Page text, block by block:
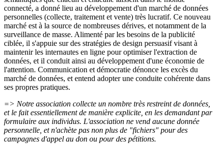
connecté, a donné lieu au développement d'un marché de données
personnelles (collecte, traitement et vente) très lucratif. Ce nouveau
marché est à la source de nombreuses dérives, et notamment de la
surveillance de masse. Alimenté par les besoins de la publicité
ciblée, il s'appuie sur des stratégies de design persuasif visant à
maintenir les internautes en ligne pour optimiser l'extraction de
données, et il conduit ainsi au développement d'une économie de
l'attention. Communication et démocratie dénonce les excès du
marché de données, et entend adopter une conduite cohérente dans
ses propres pratiques.
=> Notre association collecte un nombre très restreint de données,
et le fait essentiellement de manière explicite, en les demandant par
formulaire aux individus. L'association ne vend aucune donnée
personnelle, et n'achète pas non plus de "fichiers" pour des
campagnes d'appel au don ou pour des pétitions.